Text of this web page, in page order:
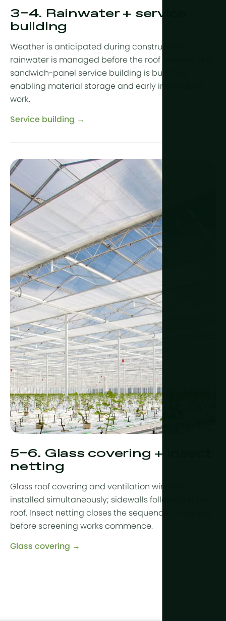
3–4. Rainwater + service
building
Weather is anticipated during construction:
rainwater is managed before the roof goes on. The
sandwich-panel service building is built first,
enabling material storage and early installation
work.
Service building →
5–6. Glass covering + insect
netting
Glass roof covering and ventilation windows are
installed simultaneously; sidewalls follow after the
roof. Insect netting closes the sequence — finished
before screening works commence.
Glass covering →